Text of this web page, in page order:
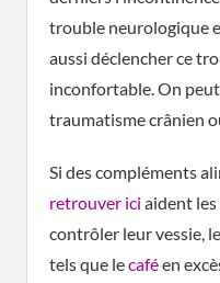
trouble neurologique
aussi déclencher ce
inconfortable. On
traumatisme crânien
Si des compléments
retrouver ici aident les
contrôler leur vessie,
tels que lecaféen